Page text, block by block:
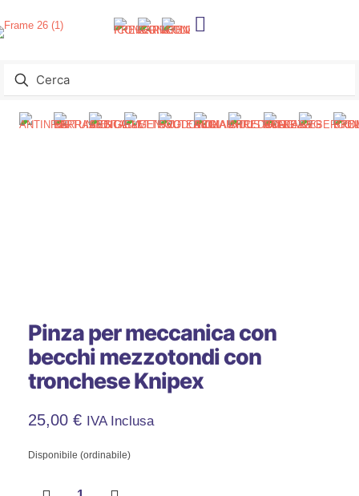
Pinza per meccanica con
becchi mezzotondi con
tronchese Knipex
25,00 € IVA Inclusa
Disponibile (ordinabile)